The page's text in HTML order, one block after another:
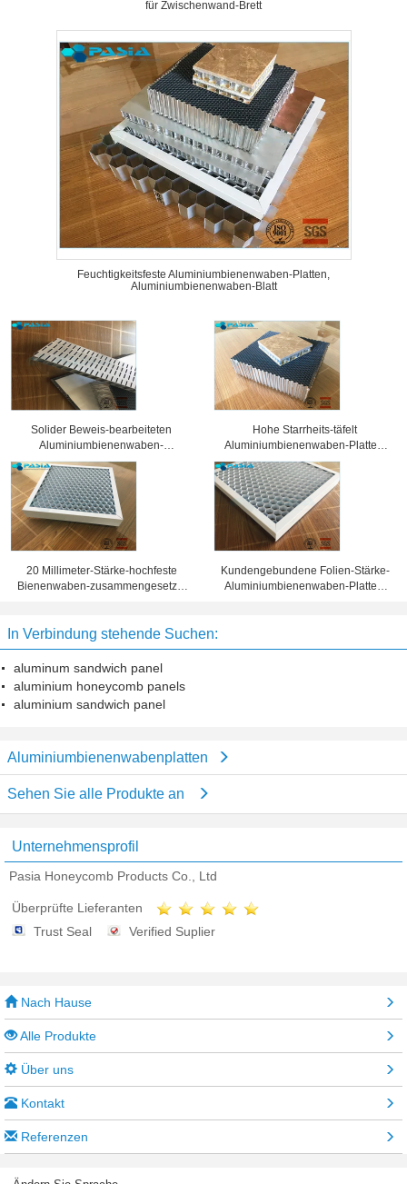
für Zwischenwand-Brett
Feuchtigkeitsfeste Aluminiumbienenwaben-Platten,
Aluminiumbienenwaben-Blatt
Solider Beweis-bearbeiteten
Aluminiumbienenwaben-
Sandwich-Platten
Oberflächenbehandlung
Hohe Starrheits-täfelt
Aluminiumbienenwaben-Platten,
Wabenkern 25 Millimeter Stärke-
20 Millimeter-Stärke-hochfeste
Bienenwaben-zusammengesetzte
Kundengebundene Folien-Stärke-
Aluminiumbienenwaben-Platten,
In Verbindung stehende Suchen:
aluminum sandwich panel
aluminium honeycomb panels
aluminium sandwich panel
Aluminiumbienenwabenplatten
Sehen Sie alle Produkte an
Unternehmensprofil
Pasia Honeycomb Products Co., Ltd
Überprüfte Lieferanten
Trust Seal
Verified Suplier
Nach Hause
Alle Produkte
Über uns
Kontakt
Referenzen